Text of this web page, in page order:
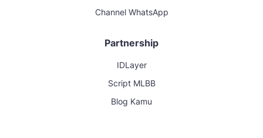
Channel WhatsApp
Partnership
IDLayer
Script MLBB
Blog Kamu